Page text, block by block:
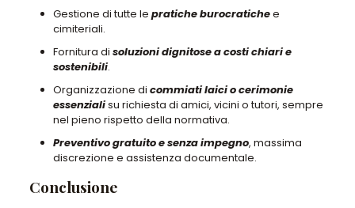
Gestione di tutte le praticheburocratichee
cimiteriali.
Fornitura di soluzioni dignitose a costi chiari e
sostenibili.
Organizzazione di commiati laici o cerimonie
essenzialisu richiesta di amici, vicini o tutori, sempre
nel pieno rispetto della normativa.
Preventivo gratuito e senza impegno, massima
discrezione e assistenza documentale.
Conclusione